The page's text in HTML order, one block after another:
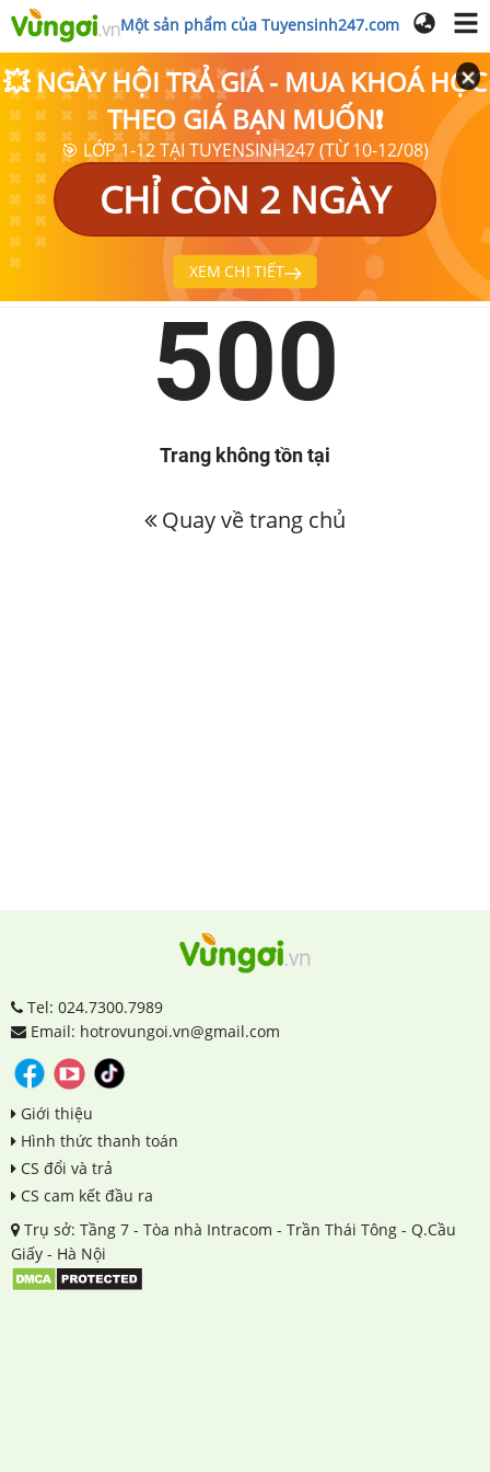
Một sản phẩm của Tuyensinh247.com
💥 NGÀY HỘI TRẢ GIÁ - MUA KHOÁ HỌC
THEO GIÁ BẠN MUỐN❗
🎯 LỚP 1-12 TẠI TUYENSINH247 (TỪ 10-12/08)
CHỈ CÒN 2 NGÀY
XEM CHI TIẾT
500
Trang không tồn tại
Quay về trang chủ
Tel: 024.7300.7989
Email: hotrovungoi.vn@gmail.com
Giới thiệu
Hình thức thanh toán
CS đổi và trả
CS cam kết đầu ra
Trụ sở: Tầng 7 - Tòa nhà Intracom - Trần Thái Tông - Q.Cầu
Giấy - Hà Nội